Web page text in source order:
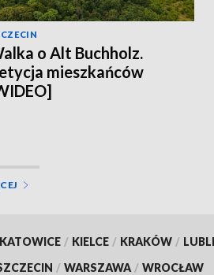
o Alt Buchholz.
mieszkańców
KATOWICE / KIELCE / KRAKÓW /
/ WARSZAWA / WROCŁAW